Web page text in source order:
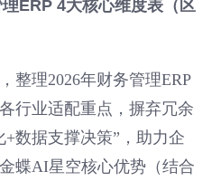
ERP 4大核心维度表（区
整理2026年财务管理ERP
行业适配重点，摒弃冗余
数据支撑决策”，助力企
蝶AI星空核心优势（结合